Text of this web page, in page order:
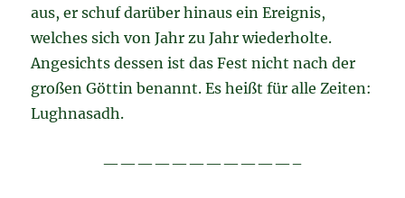
aus, er schuf darüber hinaus ein Ereignis,
welches sich von Jahr zu Jahr wiederholte.
Angesichts dessen ist das Fest nicht nach der
großen Göttin benannt. Es heißt für alle Zeiten:
Lughnasadh.
———————————–